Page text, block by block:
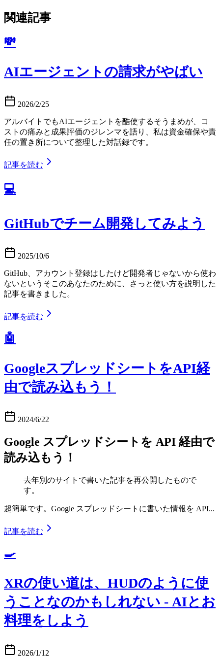
関連記事
💸
AIエージェントの請求がやばい
2026/2/25
アルバイトでもAIエージェントを酷使するそうまめが、コ
ストの痛みと成果評価のジレンマを語り、私は資金確保や責
任の置き所について整理した対話録です。
記事を読む
💻
GitHubでチーム開発してみよう
2025/10/6
GitHub、アカウント登録はしたけど開発者じゃないから使わ
ないというそこのあなたのために、さっと使い方を説明した
記事を書きました。
記事を読む
🤖
GoogleスプレッドシートをAPI経
由で読み込もう！
2024/6/22
Google スプレッドシートを API 経由で
読み込もう！
去年別のサイトで書いた記事を再公開したもので
す。
超簡単です。Google スプレッドシートに書いた情報を API...
記事を読む
🍳
XRの使い道は、HUDのように使
うことなのかもしれない - AIとお
料理をしよう
2026/1/12